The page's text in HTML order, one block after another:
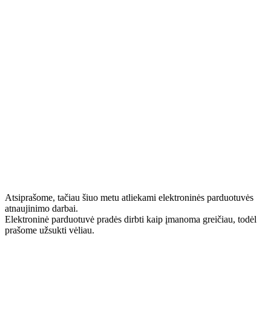
Atsiprašome, tačiau šiuo metu atliekami elektroninės parduotuvės
atnaujinimo darbai.
Elektroninė parduotuvė pradės dirbti kaip įmanoma greičiau, todėl
prašome užsukti vėliau.